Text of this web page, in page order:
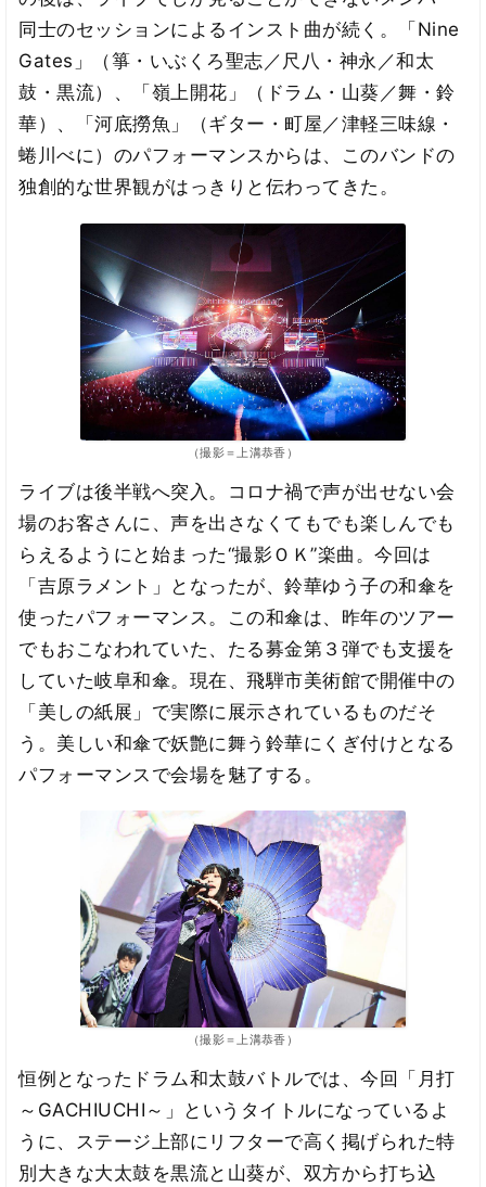
同士のセッションによるインスト曲が続く。「Nine
Gates」（箏・いぶくろ聖志／尺八・神永／和太
鼓・黒流）、「嶺上開花」（ドラム・山葵／舞・鈴
華）、「河底撈魚」（ギター・町屋／津軽三味線・
蜷川べに）のパフォーマンスからは、このバンドの
独創的な世界観がはっきりと伝わってきた。
（撮影＝上溝恭香）
ライブは後半戦へ突入。コロナ禍で声が出せない会
場のお客さんに、声を出さなくてもでも楽しんでも
らえるようにと始まった“撮影ＯＫ”楽曲。今回は
「吉原ラメント」となったが、鈴華ゆう子の和傘を
使ったパフォーマンス。この和傘は、昨年のツアー
でもおこなわれていた、たる募金第３弾でも支援を
していた岐阜和傘。現在、飛騨市美術館で開催中の
「美しの紙展」で実際に展示されているものだそ
う。美しい和傘で妖艶に舞う鈴華にくぎ付けとなる
パフォーマンスで会場を魅了する。
（撮影＝上溝恭香）
恒例となったドラム和太鼓バトルでは、今回「月打
～GACHIUCHI～」というタイトルになっているよ
うに、ステージ上部にリフターで高く掲げられた特
別大きな大太鼓を黒流と山葵が、双方から打ち込